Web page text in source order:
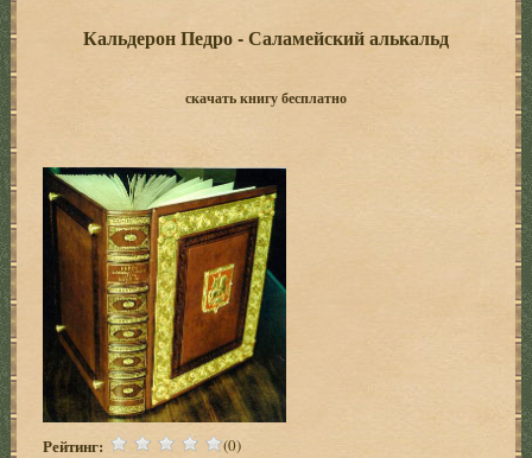
Кальдерон Педро - Саламейский алькальд
скачать книгу бесплатно
Рейтинг: (0)